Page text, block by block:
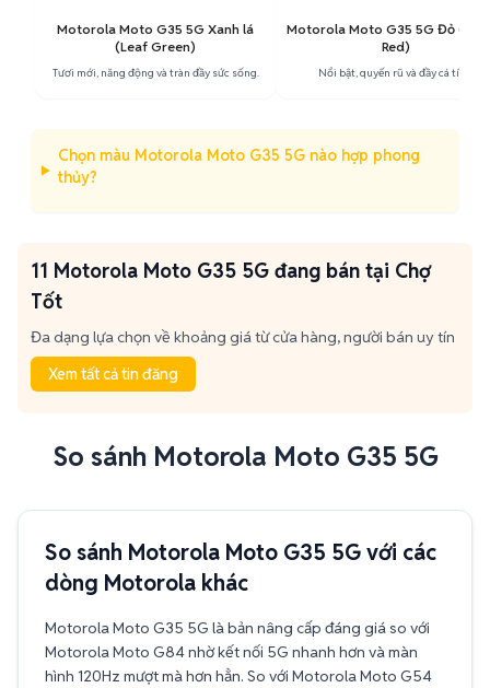
Motorola Moto G35 5G Xanh lá
(Leaf Green)
Tươi mới, năng động và tràn đầy sức sống.
Motorola Moto G35 5G Đỏ
Red)
Nổi bật, quyến rũ và đầy cá tính.
Chọn màu Motorola Moto G35 5G nào hợp phong
thủy?
11 Motorola Moto G35 5G đang bán tại Chợ
Tốt
Đa dạng lựa chọn về khoảng giá từ cửa hàng, người bán uy tín
Xem tất cả tin đăng
So sánh Motorola Moto G35 5G
So sánh Motorola Moto G35 5G với các
dòng Motorola khác
Motorola Moto G35 5G là bản nâng cấp đáng giá so với
Motorola Moto G84 nhờ kết nối 5G nhanh hơn và màn
hình 120Hz mượt mà hơn hẳn. So với Motorola Moto G54